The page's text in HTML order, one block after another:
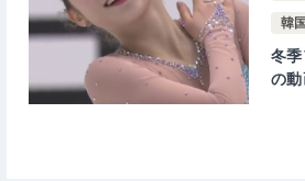
韓
冬
の動